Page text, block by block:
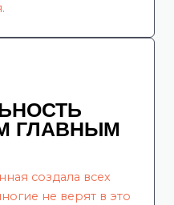
ГЛАВНЫМ
создала всех
не верят в это